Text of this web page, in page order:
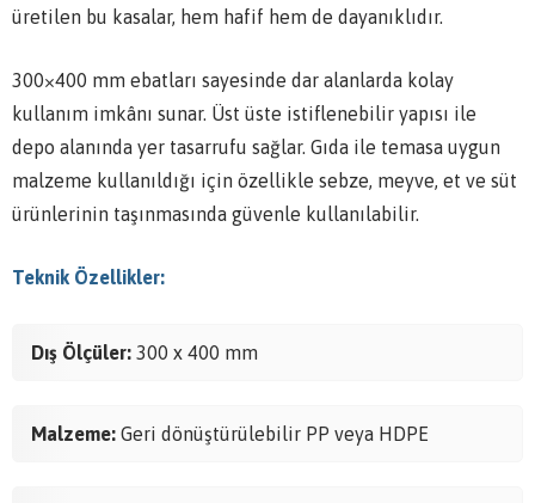
üretilen bu kasalar, hem hafif hem de dayanıklıdır.
300×400 mm ebatları sayesinde dar alanlarda kolay
kullanım imkânı sunar. Üst üste istiflenebilir yapısı ile
depo alanında yer tasarrufu sağlar. Gıda ile temasa uygun
malzeme kullanıldığı için özellikle sebze, meyve, et ve süt
ürünlerinin taşınmasında güvenle kullanılabilir.
Teknik Özellikler:
Dış Ölçüler: 300 x 400 mm
Malzeme: Geri dönüştürülebilir PP veya HDPE